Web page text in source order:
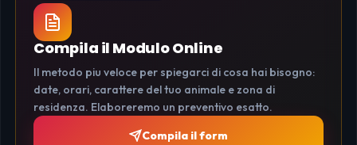
Compila il Modulo Online
Il metodo piu veloce per spiegarci di cosa hai bisogno:
date, orari, carattere del tuo animale e zona di
residenza. Elaboreremo un preventivo esatto.
Compila il form